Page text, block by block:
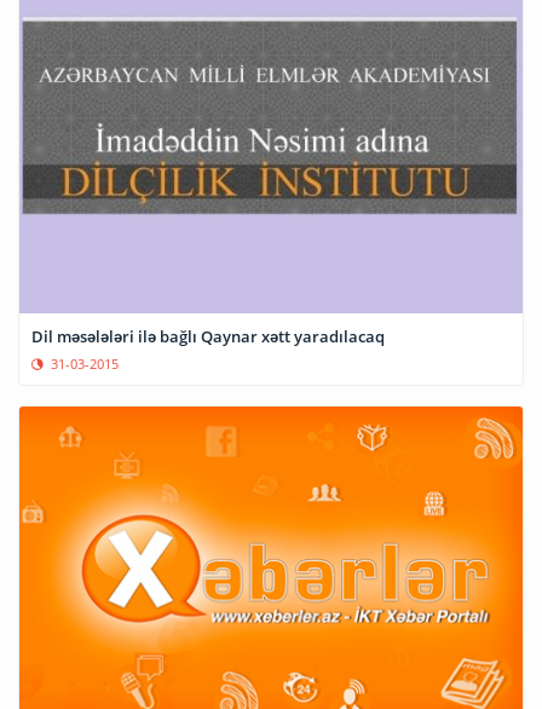
Dil məsələləri ilə bağlı Qaynar xətt yaradılacaq
31-03-2015